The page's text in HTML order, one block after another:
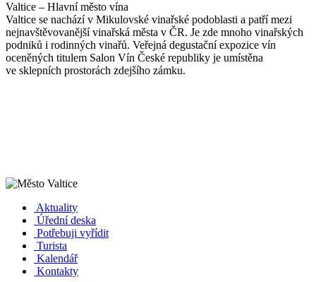
Valtice – Hlavní město vína
Valtice se nachází v Mikulovské vinařské podoblasti a patří mezi
nejnavštěvovanější vinařská města v ČR. Je zde mnoho vinařských
podniků i rodinných vinařů. Veřejná degustační expozice vín
oceněných titulem Salon Vín České republiky je umístěna
ve sklepních prostorách zdejšího zámku.
Aktuality
Úřední deska
Potřebuji vyřídit
Turista
Kalendář
Kontakty